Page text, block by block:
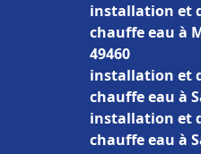
installation et
chauffe eau à
49460
installation et
chauffe eau à
installation et
chauffe eau à